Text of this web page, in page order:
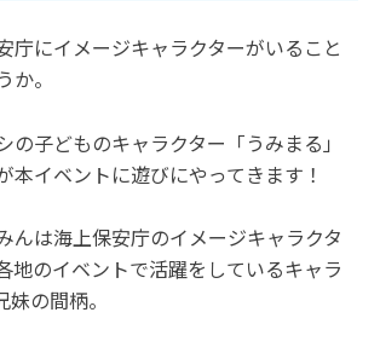
庁にイメージキャラクターがいること
。
の子どものキャラクター「うみまる」
本イベントに遊びにやってきます！
んは海上保安庁のイメージキャラクタ
地のイベントで活躍をしているキャラ
の間柄。